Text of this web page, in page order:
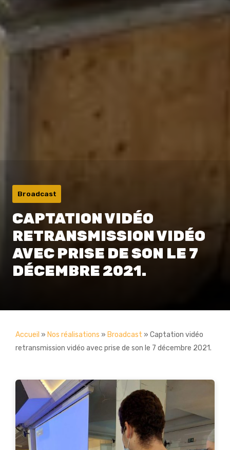
Broadcast
CAPTATION VIDÉO
RETRANSMISSION VIDÉO
AVEC PRISE DE SON LE 7
DÉCEMBRE 2021.
Accueil » Nos réalisations » Broadcast » Captation vidéo
retransmission vidéo avec prise de son le 7 décembre 2021.